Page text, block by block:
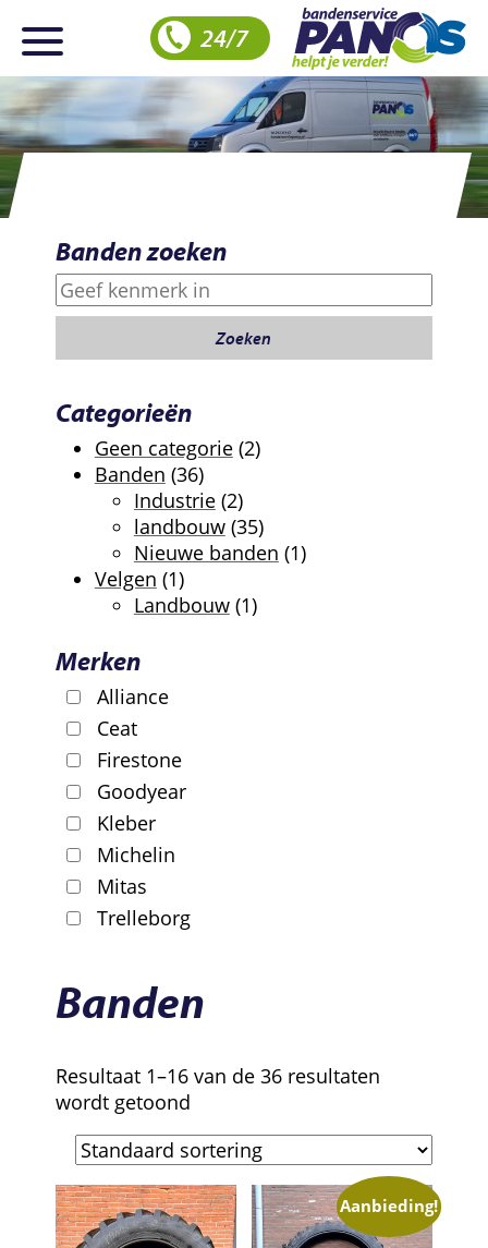
24/7
Banden zoeken
Zoeken
Zoeken
Categorieën
Geen categorie 22
Banden 3636
producten
Industrie 22
producten
landbouw 3535
producten
Nieuwe banden 11
Velgen 11
product
Landbouw 11
Merken
Alliance
Ceat
Firestone
Goodyear
Kleber
Michelin
Mitas
Trelleborg
Banden
Resultaat 1–16 van de 36 resultaten
wordt getoond
Aanbieding!